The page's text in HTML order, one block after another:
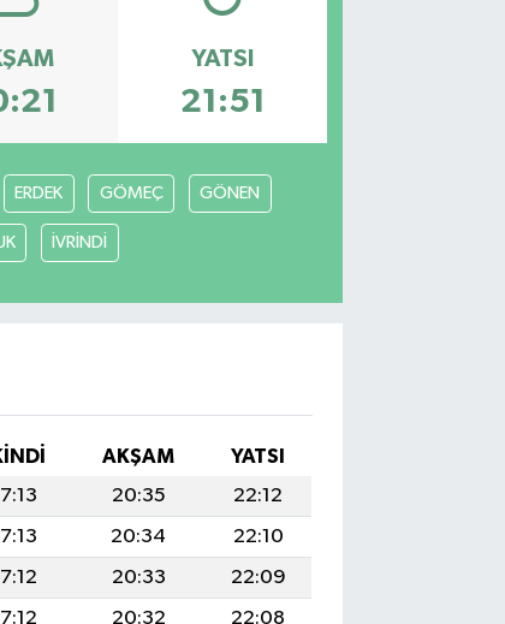
YATSI
21:51
ERDEK GÖMEÇ GÖNEN
İVRİNDİ
AKŞAM
YATSI
20:35
22:12
20:34
22:10
20:33
22:09
20:32
22:08